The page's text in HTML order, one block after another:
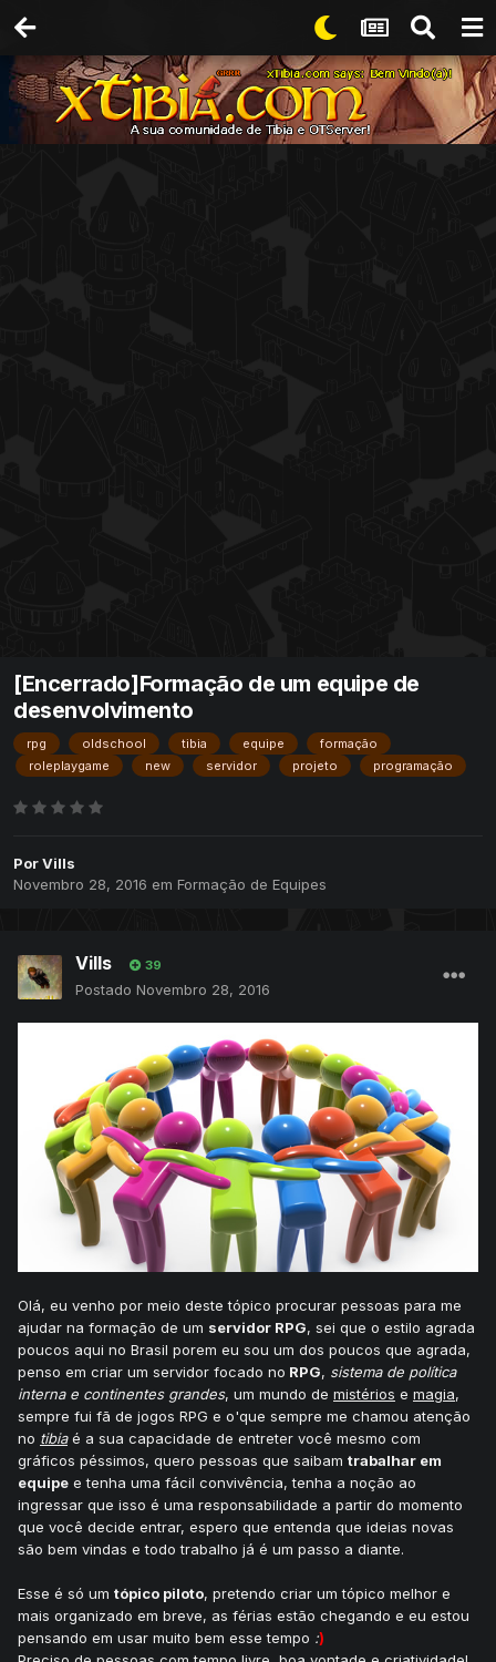
[Encerrado]Formação de um equipe de
desenvolvimento
rpg oldschool tibia equipe
formação
roleplaygame
new servidor projeto programação
PorVills
Novembro 28, 2016 em Formação de Equipes
Vills 39
Postado Novembro 28, 2016
Olá, eu venho por meio deste tópico procurar pessoas para me
ajudar na formação de um servidor RPG, sei que o estilo agrada
poucos aqui no Brasil porem eu sou um dos poucos que agrada,
penso em criar um servidor focado no RPG, sistema de política
interna e continentes grandes, um mundo de mistérios e magia,
sempre fui fã de jogos RPG e o'que sempre me chamou atenção
no tibiaé a sua capacidade de entreter você mesmo com
gráficos péssimos, quero pessoas que saibam trabalhar em
equipe e tenha uma fácil convivência, tenha a noção ao
ingressar que isso é uma responsabilidade a partir do momento
que você decide entrar, espero que entenda que ideias novas
são bem vindas e todo trabalho já é um passo a diante.
Esse é só um tópico piloto, pretendo criar um tópico melhor e
mais organizado em breve, as férias estão chegando e eu estou
pensando em usar muito bem esse tempo :)